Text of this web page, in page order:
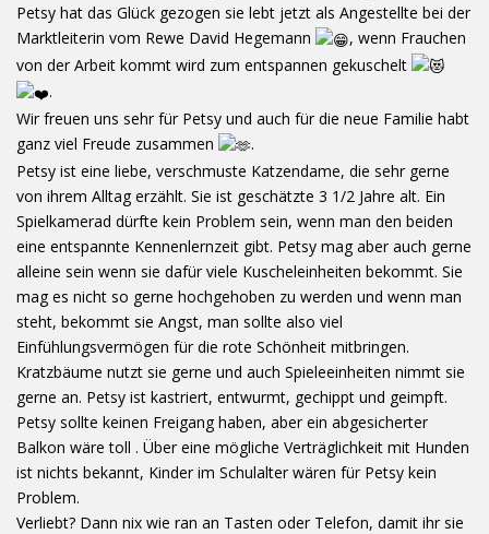
Petsy hat das Glück gezogen sie lebt jetzt als Angestellte bei der
Marktleiterin vom Rewe David Hegemann
, wenn Frauchen
von der Arbeit kommt wird zum entspannen gekuschelt
.
Wir freuen uns sehr für Petsy und auch für die neue Familie habt
ganz viel Freude zusammen
.
Petsy ist eine liebe, verschmuste Katzendame, die sehr gerne
von ihrem Alltag erzählt. Sie ist geschätzte 3 1/2 Jahre alt. Ein
Spielkamerad dürfte kein Problem sein, wenn man den beiden
eine entspannte Kennenlernzeit gibt. Petsy mag aber auch gerne
alleine sein wenn sie dafür viele Kuscheleinheiten bekommt. Sie
mag es nicht so gerne hochgehoben zu werden und wenn man
steht, bekommt sie Angst, man sollte also viel
Einfühlungsvermögen für die rote Schönheit mitbringen.
Kratzbäume nutzt sie gerne und auch Spieleeinheiten nimmt sie
gerne an. Petsy ist kastriert, entwurmt, gechippt und geimpft.
Petsy sollte keinen Freigang haben, aber ein abgesicherter
Balkon wäre toll . Über eine mögliche Verträglichkeit mit Hunden
ist nichts bekannt, Kinder im Schulalter wären für Petsy kein
Problem.
Verliebt? Dann nix wie ran an Tasten oder Telefon, damit ihr sie